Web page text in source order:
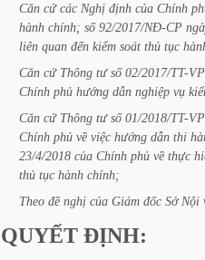
Căn cứ các Nghị định của Chính
hành chính; số 92/2017/NĐ-CP
liên quan đến kiểm soát thủ tục
Căn cứ Thông tư số 02/2017/TT-
Chính phủ hướng dẫn nghiệp vụ
Căn cứ Thông tư số 01/2018/TT-
Chính phủ về việc hướng dẫn thi
23/4/2018 của Chính phủ về thực
thủ tục hành chính;
Theo đề nghị của Giám đốc Sở Nội
QUYẾT ĐỊNH: